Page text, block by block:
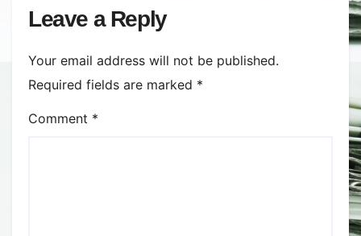
din nou exporturile prin Marea
Neagră.
Leave a Reply
Your email address will not be published.
Required fields are marked *
Comment *